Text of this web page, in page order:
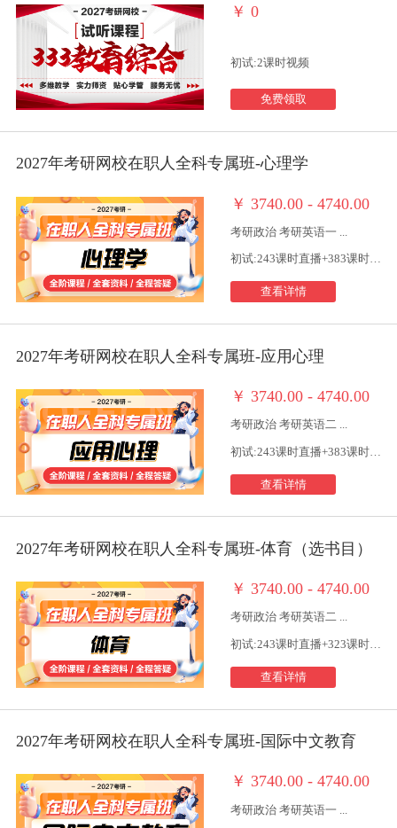
￥ 0
初试:2课时视频
免费领取
2027年考研网校在职人全科专属班-心理学
￥ 3740.00 - 4740.00
考研政治 考研英语一 ...
初试:243课时直播+383课时视频
查看详情
2027年考研网校在职人全科专属班-应用心理
￥ 3740.00 - 4740.00
考研政治 考研英语二 ...
初试:243课时直播+383课时视频
查看详情
2027年考研网校在职人全科专属班-体育（选书目）
￥ 3740.00 - 4740.00
考研政治 考研英语二 ...
初试:243课时直播+323课时视频
查看详情
2027年考研网校在职人全科专属班-国际中文教育
￥ 3740.00 - 4740.00
考研政治 考研英语一 ...